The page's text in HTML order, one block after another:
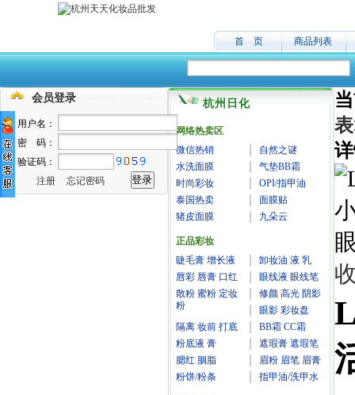
首 页 商品列表
会员登录
用户名：
密 码：
验证码：
注册
忘记密码
杭州日化
网络热卖区
微信热销
自然之谜
水洗面膜
气垫BB霜
时尚彩妆
OPI/指甲油
泰国热卖
面膜贴
猪皮面膜
九朵云
正品彩妆
睫毛膏 增长液
卸妆油 液 乳
唇彩 唇膏 口红
眼线液 眼线笔
散粉 蜜粉 定妆
粉
修颜 高光 阴影
眼影 彩妆盘
隔离 妆前 打底
BB霜 CC霜
粉底液 膏
遮瑕膏 遮瑕笔
腮红 胭脂
眉粉 眉笔 眉膏
粉饼/粉条
指甲油/洗甲水
表